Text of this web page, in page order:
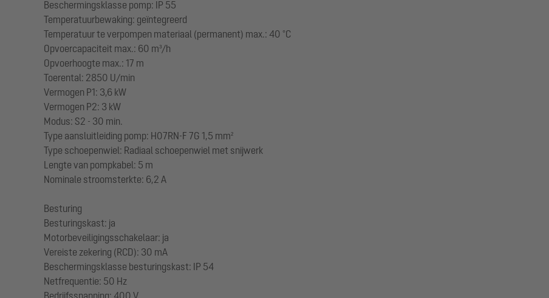
Beschermingsklasse pomp: IP 55
Temperatuurbewaking: geïntegreerd
Temperatuur te verpompen materiaal (permanent) max.: 40 °C
Opvoercapaciteit max.: 60 m³/h
Opvoerhoogte max.: 17 m
Toerental: 2850 U/min
Vermogen P1: 3,6 kW
Vermogen P2: 3 kW
Modus: S2 - 30 min.
Type aansluitleiding pomp: H07RN-F 7G 1,5 mm²
Type schoepenwiel: Radiaal schoepenwiel met snijwerk
Lengte van pompkabel: 5 m
Nominale stroomsterkte: 6,2 A
Besturing
Besturingskast: ja
Motorbeveiligingsschakelaar: ja
Vereiste zekering (RCD): 30 mA
Beschermingsklasse besturingskast: IP 54
Netfrequentie: 50 Hz
Bedrijfsspanning: 400 V